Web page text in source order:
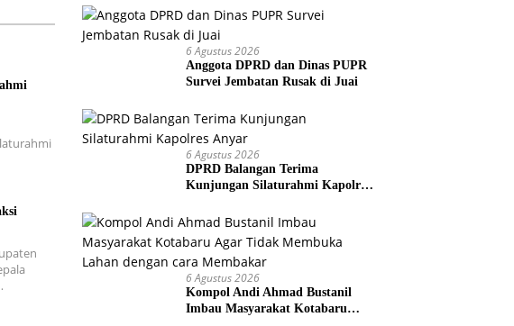
6 Agustus 2026
Anggota DPRD dan Dinas PUPR
Survei Jembatan Rusak di Juai
6 Agustus 2026
DPRD Balangan Terima
Kunjungan Silaturahmi Kapolres
6 Agustus 2026
Kompol Andi Ahmad Bustanil
Imbau Masyarakat Kotabaru